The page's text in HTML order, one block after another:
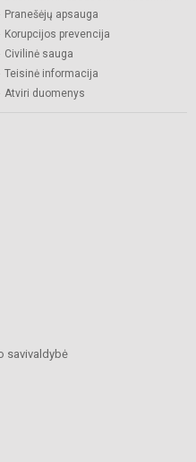
Pranešėjų apsauga
Korupcijos prevencija
Civilinė sauga
Teisinė informacija
Atviri duomenys
savivaldybė